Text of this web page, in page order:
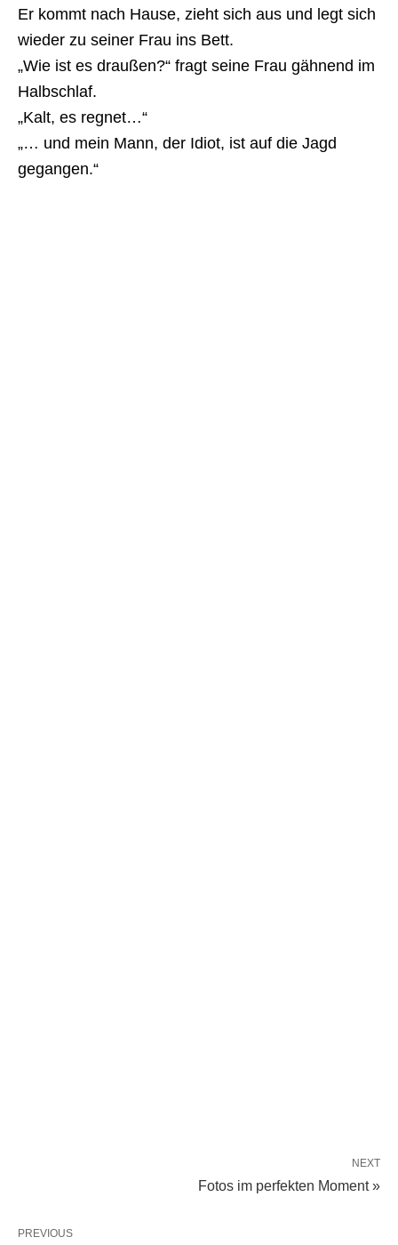
Er kommt nach Hause, zieht sich aus und legt sich
wieder zu seiner Frau ins Bett.
„Wie ist es draußen?“ fragt seine Frau gähnend im
Halbschlaf.
„Kalt, es regnet…“
„… und mein Mann, der Idiot, ist auf die Jagd
gegangen.“
NEXT
Fotos im perfekten Moment »
PREVIOUS